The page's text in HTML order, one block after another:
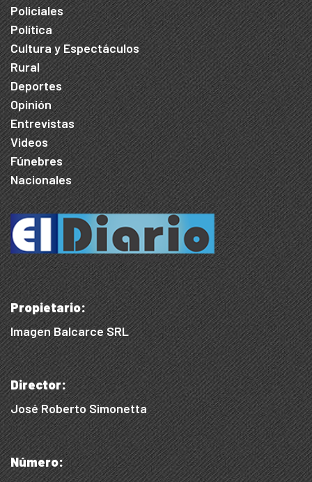
Policiales
Política
Cultura y Espectáculos
Rural
Deportes
Opinión
Entrevistas
Videos
Fúnebres
Nacionales
Propietario:
Imagen Balcarce SRL
Director:
José Roberto Simonetta
Número: